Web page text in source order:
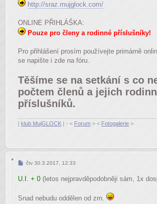
http://sraz.mujglock.com/
ONLINE PŘIHLÁŠKA:
Pouze pro členy a rodinné příslušníky!
Pro přihlášení prosím používejte primárně
se napište i zde na fóru.
Těšíme se na setkání s co
počtem členů a jejich
příslušníků.
| klub MujGLOCK | - < Forum > < Fotogalerie >
Příspěvek
čtv 30.3.2017, 12:33
U.I. + 0 (letos nejpravděpodobněji sám, 1x
Snad nebudu oddělen od zrn.